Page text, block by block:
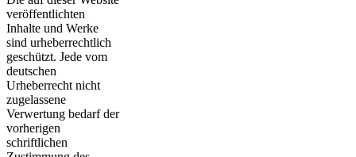
veröffentlichten
Inhalte und Werke
sind urheberrechtlich
geschützt. Jede vom
deutschen
Urheberrecht nicht
zugelassene
Verwertung bedarf der
vorherigen
schriftlichen